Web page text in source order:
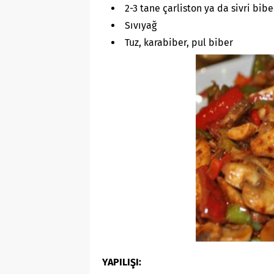
2-3 tane çarliston ya da sivri
Sıvıyağ
Tuz, karabiber, pul biber
YAPILIŞI: